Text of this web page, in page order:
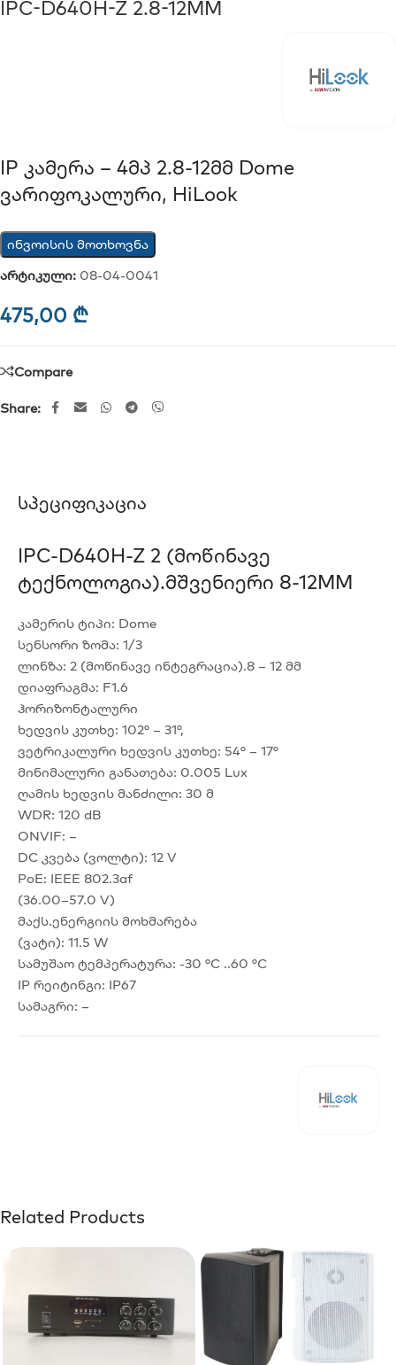
IPC-D640H-Z 2.8-12MM
IP Კამერა – 4მპ 2.8-12მმ Dome
Ვარიფოკალური, HiLook
ინვოისის მოთხოვნა
არტიკული: 08-04-0041
475,00 ₾
Compare
Share:
Სპეციფიკაცია
IPC-D640H-Z 2 (მოწინავე
Ტექნოლოგია).მშვენიერი 8-12MM
კამერის ტიპი: Dome
სენსორი ზომა: 1/3
ლინზა: 2 (მოწინავე ინტეგრაცია).8 – 12 მმ
დიაფრაგმა: F1.6
ჰორიზონტალური
ხედვის კუთხე: 102° – 31°,
ვეტრიკალური ხედვის კუთხე: 54° – 17°
მინიმალური განათება: 0.005 Lux
ღამის ხედვის მანძილი: 30 მ
WDR: 120 dB
ONVIF: –
DC კვება (ვოლტი): 12 V
PoE: IEEE 802.3af
(36.00–57.0 V)
მაქს.ენერგიის მოხმარება
(ვატი): 11.5 W
სამუშაო ტემპერატურა: -30 °C ..60 °C
IP რეიტინგი: IP67
სამაგრი: –
Related Products